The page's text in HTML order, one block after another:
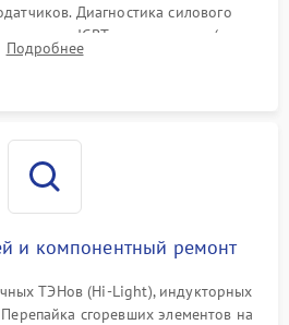
Диагностика силового
мостов и IGBT-транзисторов (для
и газ-контроля (для газовых
Подробнее
и компонентный ремонт
ТЭНов (Hi-Light), индукторных
сгоревших элементов на